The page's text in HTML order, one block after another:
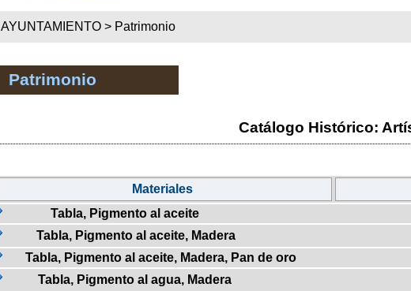
AYUNTAMIENTO > Patrimonio
Patrimonio
Catálogo Histórico:
Materiales
Tabla, Pigmento al aceite
Tabla, Pigmento al aceite, Madera
Tabla, Pigmento al aceite, Madera, Pan de oro
Tabla, Pigmento al agua, Madera